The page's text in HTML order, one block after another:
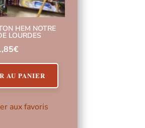
HEM NOTRE
LOURDES
€
AU PANIER
aux favoris